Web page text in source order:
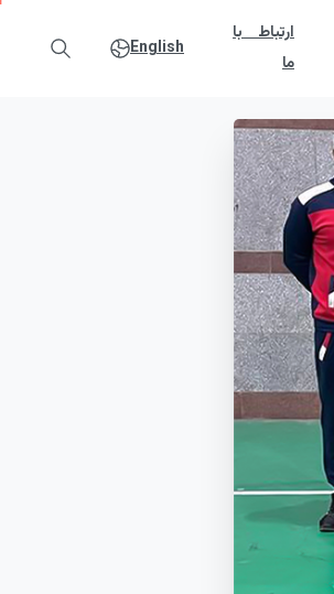
ارتباط با
ما
English